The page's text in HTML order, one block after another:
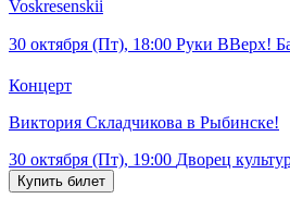
Voskresenskii
30 октября (Пт), 18:00 Руки ВВерх!
Концерт
Виктория Складчикова в Рыбинске!
30 октября (Пт), 19:00 Дворец